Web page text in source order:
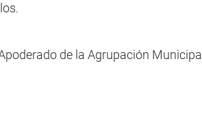
de la Agrupación Municipal